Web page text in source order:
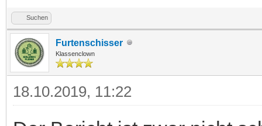
Suchen
Furtenschisser
Klassenclown
18.10.2019, 11:22